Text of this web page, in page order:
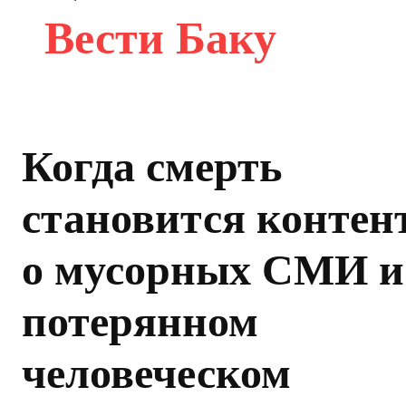
Вести Баку
Когда смерть
становится
о мусорных СМИ и
потерянном
человеческом